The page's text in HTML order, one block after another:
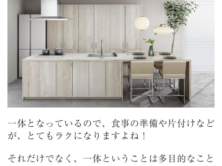
一体となっているので、食事の準備や片付けなど
が、とてもラクになりますよね！
それだけでなく、一体ということは多目的なこと